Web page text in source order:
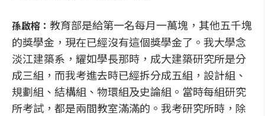
孫啟榕： 教育部是給第一名每月一萬塊，其他五千塊
的獎學金，現在已經沒有這個獎學金了。我大學念
淡江建築系，耀如學長那時，成大建築研究所是分
成三組，而我考進去時已經拆分成五組，設計組、
規劃組、結構組、物環組及史論組。當時每組研究
所考試，都是兩間教室滿滿的。我考研究所時，除